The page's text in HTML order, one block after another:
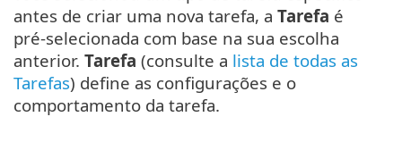
antes de criar uma nova tarefa, a Tarefa é
pré-selecionada com base na sua escolha
anterior. Tarefa (consulte a lista de todas as
Tarefas) define as configurações e o
comportamento da tarefa.